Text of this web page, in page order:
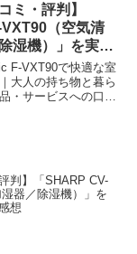
ミ・評判】
（空気清
湿機）」を実際
感想
F-VXT90で快適な室
大人の持ち物と暮ら
・サービスへの口コ
判】「SHARP CV-
器／除湿機）」を
想